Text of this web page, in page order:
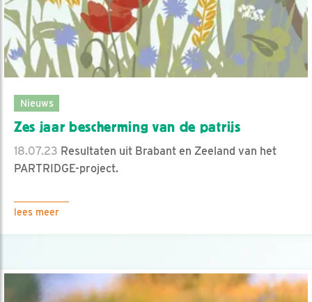
Nieuws
Zes jaar bescherming van de patrijs
18.07.23 Resultaten uit Brabant en Zeeland van het
PARTRIDGE-project.
lees meer